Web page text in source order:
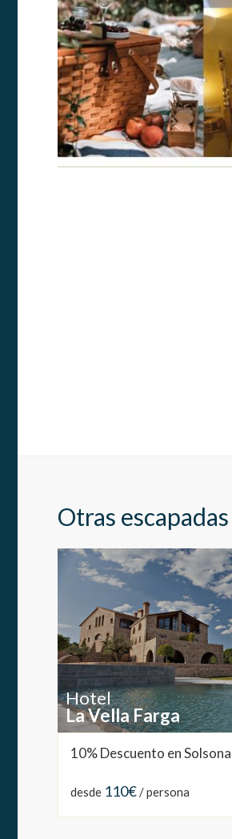
Otras
Hotel
La Vella Farga
10% Descuento en Solsona
desde 110€/ persona